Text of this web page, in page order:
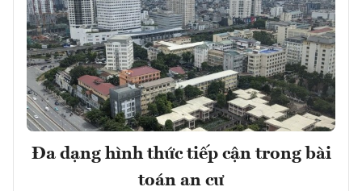
Đa dạng hình thức tiếp cận trong bài
toán an cư